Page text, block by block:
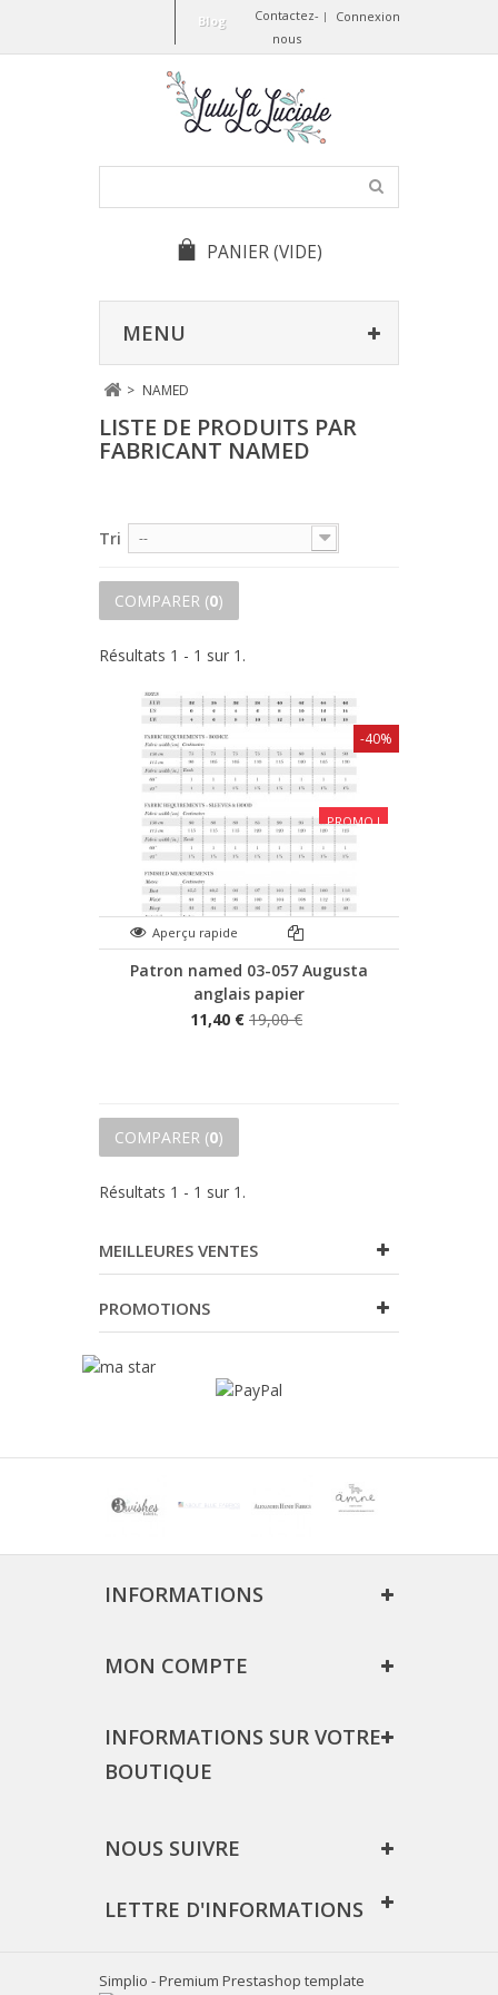
Connexion
Contactez-
nous
Blog
PANIER(VIDE)
MENU
> NAMED
LISTE DE PRODUITS PAR
FABRICANT NAMED
Tri --
COMPARER (0)
Résultats 1 - 1 sur 1.
PROMO !
Aperçu rapide
Patron named 03-057 Augusta
anglais papier
11,40 € 19,00 €
-40%
COMPARER (0)
Résultats 1 - 1 sur 1.
MEILLEURES VENTES
PROMOTIONS
INFORMATIONS
MON COMPTE
INFORMATIONS SUR VOTRE
BOUTIQUE
NOUS SUIVRE
LETTRE D'INFORMATIONS
Simplio - Premium Prestashop template